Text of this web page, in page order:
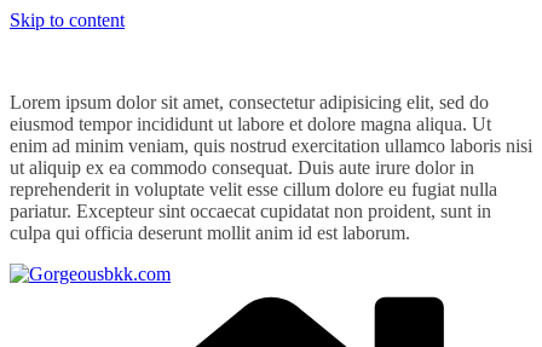
Skip to content
Lorem ipsum dolor sit amet, consectetur adipisicing elit, sed do
eiusmod tempor incididunt ut labore et dolore magna aliqua. Ut
enim ad minim veniam, quis nostrud exercitation ullamco laboris nisi
ut aliquip ex ea commodo consequat. Duis aute irure dolor in
reprehenderit in voluptate velit esse cillum dolore eu fugiat nulla
pariatur. Excepteur sint occaecat cupidatat non proident, sunt in
culpa qui officia deserunt mollit anim id est laborum.